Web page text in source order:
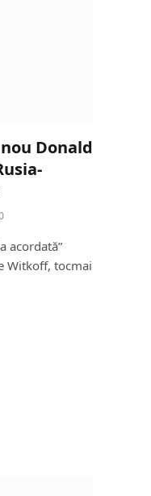
Donald
acordată”
Witkoff, tocmai